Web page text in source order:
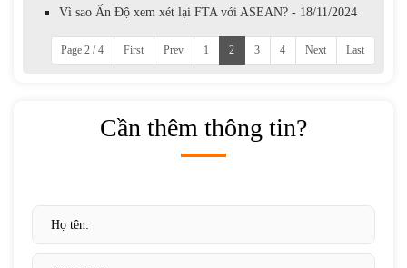
Vì sao Ấn Độ xem xét lại FTA với ASEAN? - 18/11/2024
Page 2 / 4 First Prev 1 2 3 4 Next Last
Cần thêm thông tin?